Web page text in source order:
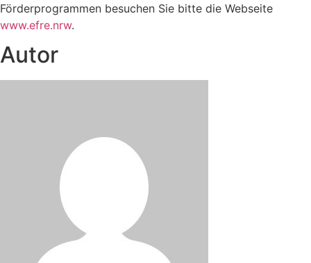
Förderprogrammen besuchen Sie bitte die Webseite
www.efre.nrw.
Autor